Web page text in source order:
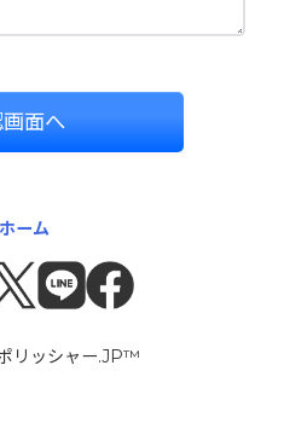
面へ
ホーム
リッシャー.JP™